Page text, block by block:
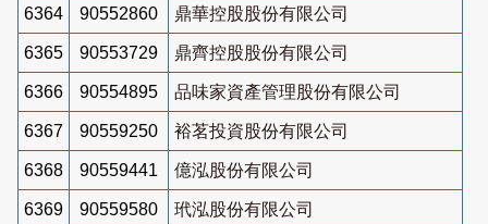
6364 90552860 鼎華控股股份有限公司
6365 90553729 鼎齊控股股份有限公司
6366 90554895 品味家資產管理股份有限公司
6367 90559250 裕茗投資股份有限公司
6368 90559441 億泓股份有限公司
6369 90559580 玳泓股份有限公司